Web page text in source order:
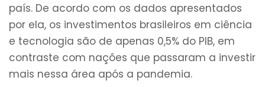
país. De acordo com os dados apresentados
por ela, os investimentos brasileiros em ciência
e tecnologia são de apenas 0,5% do PIB, em
contraste com nações que passaram a investir
mais nessa área após a pandemia.